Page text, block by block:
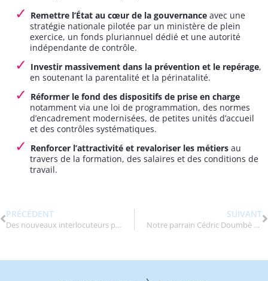
Remettre l’État au cœur de la gouvernance avec une
stratégie nationale pilotée par un ministère de plein
exercice, un fonds pluriannuel dédié et une autorité
indépendante de contrôle.
Investir massivement dans la prévention et le repérage,
en soutenant la parentalité et la périnatalité.
Réformer le fond des dispositifs de prise en charge
notamment via une loi de programmation, des normes
d’encadrement modernisées, de petites unités d’accueil
et des contrôles systématiques.
Renforcer l’attractivité et revaloriser les métiers au
travers de la formation, des salaires et des conditions de
travail.
PRÉCÉDENT
Des nouveaux interlocuteurs pour la protection de l’enfance
SUIVANT
Notre parrain Cédric Doumbè dans « LOL : Qui rit, sort ! »